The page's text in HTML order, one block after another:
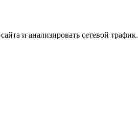
и анализировать сетевой трафик.